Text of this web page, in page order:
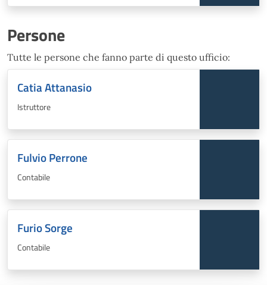
Persone
Tutte le persone che fanno parte di questo ufficio:
Catia Attanasio
Istruttore
Fulvio Perrone
Contabile
Furio Sorge
Contabile